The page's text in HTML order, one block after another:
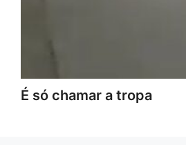
É só chamar a tropa